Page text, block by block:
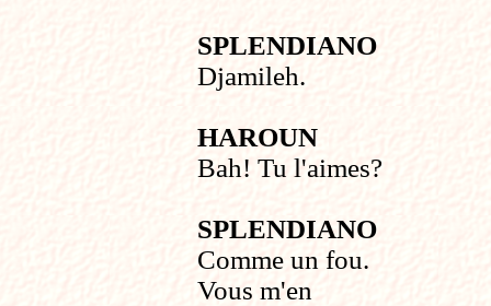
SPLENDIANO
Djamileh.
HAROUN
Bah! Tu l'aimes?
SPLENDIANO
Comme un fou.
Vous m'en